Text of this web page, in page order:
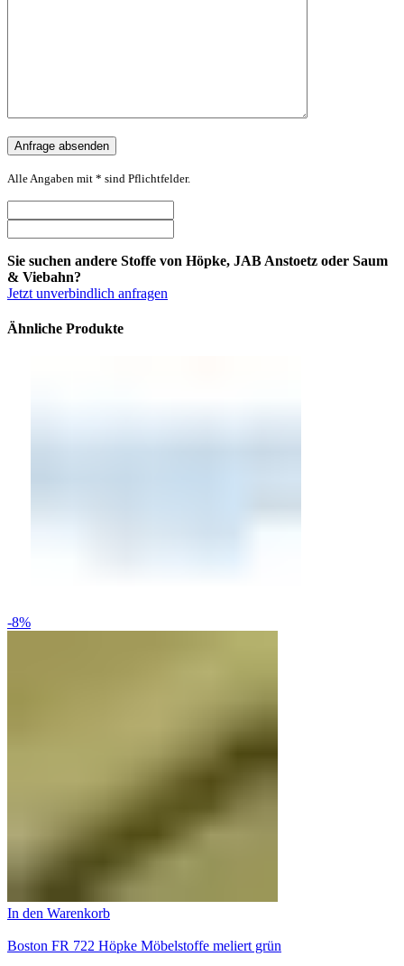
Alle Angaben mit * sind Pflichtfelder.
Sie suchen andere Stoffe von Höpke, JAB Anstoetz oder Saum
& Viebahn?
Jetzt unverbindlich anfragen
Ähnliche Produkte
-8%
In den Warenkorb
Boston FR 722 Höpke Möbelstoffe meliert grün